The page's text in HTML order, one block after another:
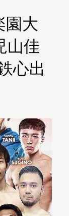
園大
山佳
心出